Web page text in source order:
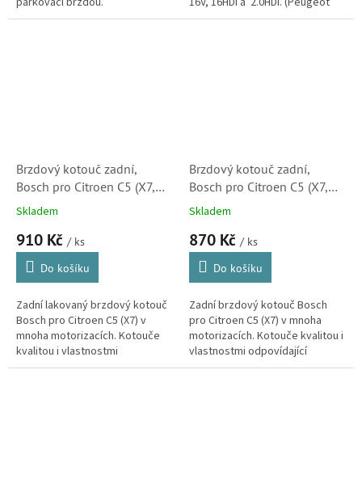
407,Expert a Fiat Scudo)
Brzdový kotouč zadní,
Bosch pro Citroen C5 (X7,
lakovaný, 4249C1)
Skladem
910 Kč / ks
Do košíku
Zadní lakovaný brzdový kotouč
Bosch pro Citroen C5 (X7) v
mnoha motorizacích. Kotouče
kvalitou i vlastnostmi
odpovídající originálním dílům.
Brzdový kotouč zadní,
Bosch pro Citroen C5 (X7,
0986479194, 4249C1)
Skladem
870 Kč / ks
Do košíku
Zadní brzdový kotouč Bosch
pro Citroen C5 (X7) v mnoha
motorizacích. Kotouče kvalitou i
vlastnostmi odpovídající
originálním dílům. (Peugeot 407,